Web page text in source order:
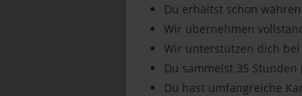
Du erhältst schon
Wir übernehmen
Wir unterstützen dich
Du sammelst 35
Du hast umfangreiche